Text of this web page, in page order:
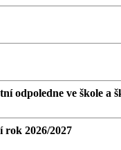
odpoledne ve škole a
rok 2026/2027